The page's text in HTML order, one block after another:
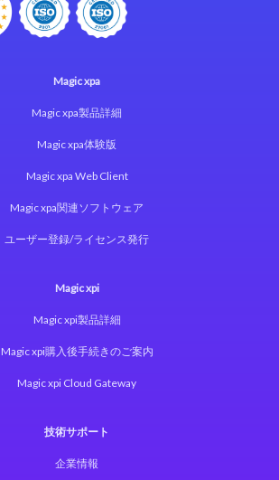
Magic xpa
Magic xpa製品詳細
Magic xpa体験版
Magic xpa Web Client
Magic xpa関連ソフトウェア
ユーザー登録/ライセンス発行
Magic xpi
Magic xpi製品詳細
Magic xpi購入後手続きのご案内
Magic xpi Cloud Gateway
技術サポート
企業情報